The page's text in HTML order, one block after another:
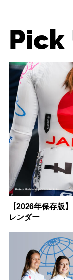
Pick
【2026年保存版
レンダー